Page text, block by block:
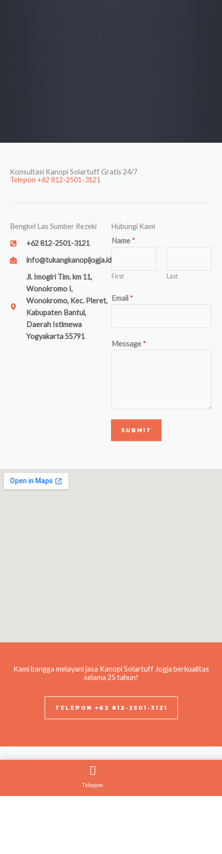
Konsultasi Kanopi Solartuff Gratis 24/7
Telepon +62 812-2501-3121
Bengkel Las Sumber Rezeki
+62 812-2501-3121
info@tukangkanopijogja.id
Jl. Imogiri Tim. km 11,
Wonokromo I,
Wonokromo, Kec. Pleret,
Kabupaten Bantul,
Daerah Istimewa
Yogyakarta 55791
Hubungi Kami
Name *
First Last
Email *
Message *
SUBMIT
Kami bangga melayani jasa Kanopi Solartuff Jogja berkualitas
selama 25 tahun!
TELEPON +62 812-2501-3121
Kontak Kami
Telepon